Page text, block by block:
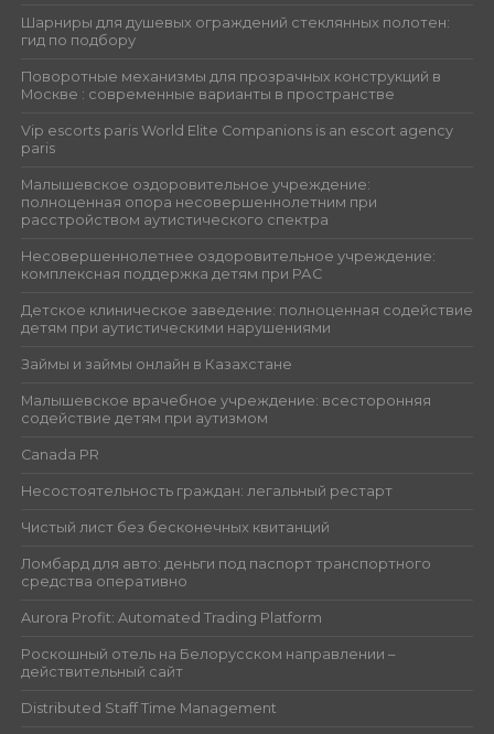
Шарниры для душевых ограждений стеклянных полотен:
гид по подбору
Поворотные механизмы для прозрачных конструкций в
Москве : современные варианты в пространстве
Vip escorts paris World Elite Companions is an escort agency
paris
Малышевское оздоровительное учреждение:
полноценная опора несовершеннолетним при
расстройством аутистического спектра
Несовершеннолетнее оздоровительное учреждение:
комплексная поддержка детям при РАС
Детское клиническое заведение: полноценная содействие
детям при аутистическими нарушениями
Займы и займы онлайн в Казахстане
Малышевское врачебное учреждение: всесторонняя
содействие детям при аутизмом
Canada PR
Несостоятельность граждан: легальный рестарт
Чистый лист без бесконечных квитанций
Ломбард для авто: деньги под паспорт транспортного
средства оперативно
Aurora Profit: Automated Trading Platform
Роскошный отель на Белорусском направлении –
действительный сайт
Distributed Staff Time Management